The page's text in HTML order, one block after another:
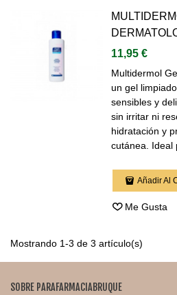
11,95 €
Multidermol
un gel
sensibles y
sin irritar ni
hidratación y
cutánea. Ideal
Añadir Al
Me Gusta
Mostrando 1-3 de 3 artículo(s)
SOBRE PARAFARMACIABRUQUE